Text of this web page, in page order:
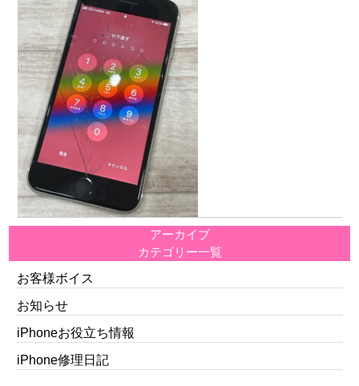
アーカイブ
カテゴリー一覧
お客様ボイス
お知らせ
iPhoneお役立ち情報
iPhone修理日記